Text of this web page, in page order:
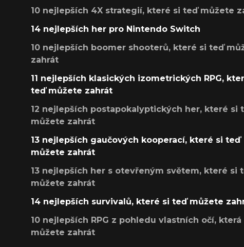
10 nejlepších 4X strategií, které si teď můžete
14 nejlepších her pro Nintendo Switch
10 nejlepších boomer shooterů, které si teď
zahrát
11 nejlepších klasických izometrických RPG,
teď můžete zahrát
12 nejlepších postapokalyptických her, které si
můžete zahrát
13 nejlepších gaučových kooperací, které si teď
můžete zahrát
13 nejlepších her s otevřeným světem, které si
můžete zahrát
14 nejlepších survivalů, které si teď můžete
10 nejlepších RPG z pohledu vlastních očí, která
můžete zahrát